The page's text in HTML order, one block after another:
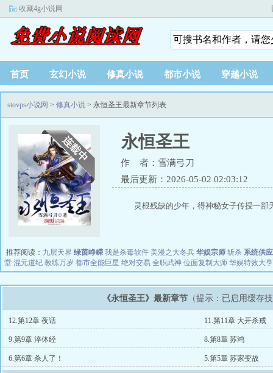
收藏4g小说网
首页 玄幻小说 修真小说 都市小说 穿越小说
stovps小说网 > 修真小说 > 永恒圣王最新章节列表
永恒圣王
作 者：雪满弓刀
最后更新：2026-05-02 02:03:12
灵根残缺的少年，得神秘女子传授一
推荐阅读： 九层天界 绿茵峥嵘 我是杀毒软件 美漫之大冬兵 华娱宗师 斩杀 系统供
堂 混元道纪 教练万岁 都市全能巨星 绝对交易 全职武神 位面复制大师 华娱特效大亨
《永恒圣王》最新章节 （提示：已启用缓存
12.第12章 夜话 11.第11章 大开杀戒
9.第9章 淬体经 8.第8章 苏鸿
6.第6章 杀人了！ 5.第5章 苏家变故